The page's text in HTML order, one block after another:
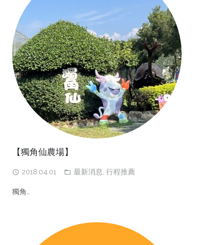
【獨角仙農場】
2018.04.01 最新消息, 行程推薦
獨角…